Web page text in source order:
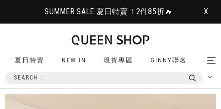
SUMMER SALE 夏日特賣！2件85折🔥 X
夏日特賣 NEW IN 現貨專區 GINNY聯名